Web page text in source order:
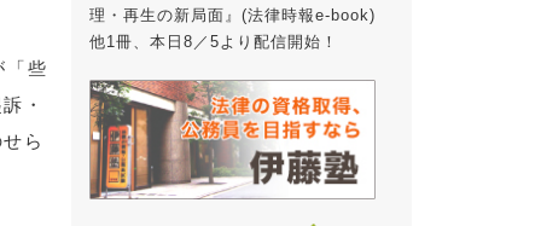
「些
・
ら
理・再生の新局面』(法律時報e-book)
他1冊、本日8／5より配信開始！